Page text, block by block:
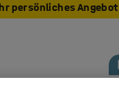
persönliches